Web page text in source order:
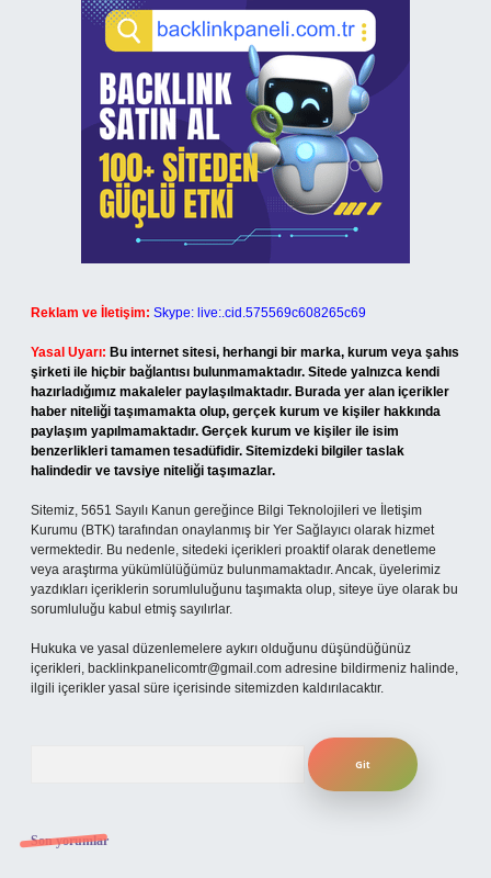
Reklam ve İletişim: Skype: live:.cid.575569c608265c69
Yasal Uyarı: Bu internet sitesi, herhangi bir marka, kurum veya şahıs
şirketi ile hiçbir bağlantısı bulunmamaktadır. Sitede yalnızca kendi
hazırladığımız makaleler paylaşılmaktadır. Burada yer alan içerikler
haber niteliği taşımamakta olup, gerçek kurum ve kişiler hakkında
paylaşım yapılmamaktadır. Gerçek kurum ve kişiler ile isim
benzerlikleri tamamen tesadüfidir. Sitemizdeki bilgiler taslak
halindedir ve tavsiye niteliği taşımazlar.
Sitemiz, 5651 Sayılı Kanun gereğince Bilgi Teknolojileri ve İletişim
Kurumu (BTK) tarafından onaylanmış bir Yer Sağlayıcı olarak hizmet
vermektedir. Bu nedenle, sitedeki içerikleri proaktif olarak denetleme
veya araştırma yükümlülüğümüz bulunmamaktadır. Ancak, üyelerimiz
yazdıkları içeriklerin sorumluluğunu taşımakta olup, siteye üye olarak bu
sorumluluğu kabul etmiş sayılırlar.
Hukuka ve yasal düzenlemelere aykırı olduğunu düşündüğünüz
içerikleri, backlinkpanelicomtr@gmail.com adresine bildirmeniz halinde,
ilgili içerikler yasal süre içerisinde sitemizden kaldırılacaktır.
Son yorumlar